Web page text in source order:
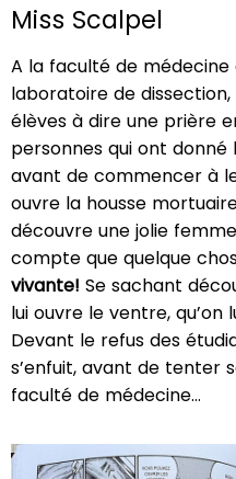
Miss Scalpel
A la faculté de médecine
laboratoire de
élèves à dire une prière
personnes qui ont
avant de commencer à
ouvre la housse
découvre une jolie
compte que quelque
vivante! Se sachant
lui ouvre le ventre,
Devant le refus des
s’enfuit, avant de tenter
faculté de médecine…